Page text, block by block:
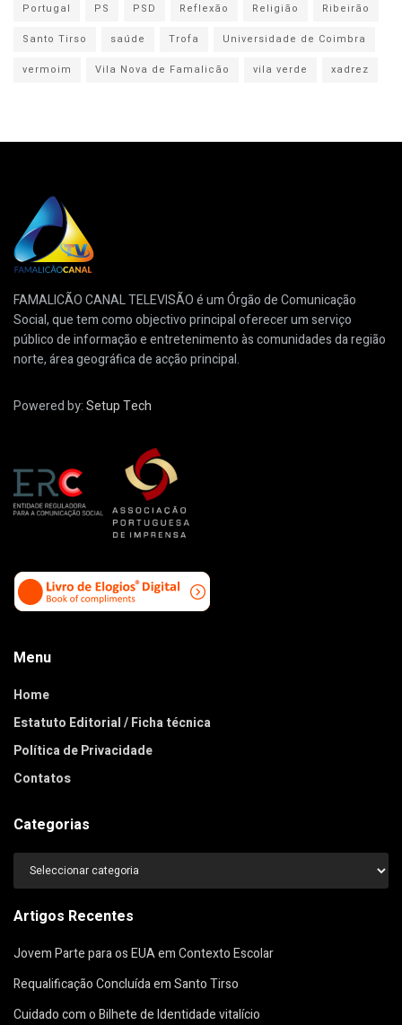
Portugal
PS PSD Reflexão Religião
Ribeirão
Santo Tirso
saúde Trofa
Universidade de Coimbra
vermoim
Vila Nova de Famalicão vila verde xadrez
FAMALICÃO CANAL TELEVISÃO é um Órgão de Comunicação
Social, que tem como objectivo principal oferecer um serviço
público de informação e entretenimento às comunidades da região
norte, área geográfica de acção principal.
Powered by:Setup Tech
Menu
Home
Estatuto Editorial / Ficha técnica
Política de Privacidade
Contatos
Categorias
Categorias
Artigos Recentes
Jovem Parte para os EUA em Contexto Escolar
Requalificação Concluída em Santo Tirso
Cuidado com o Bilhete de Identidade vitalício